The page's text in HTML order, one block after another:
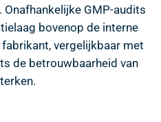
GMP-audits
bovenop de interne
vergelijkbaar met
de betrouwbaarheid van